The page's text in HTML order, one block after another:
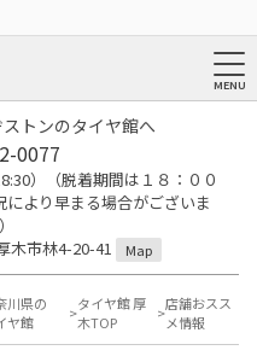
トンのタイヤ館へ
0077
）（脱着期間は１８：００
より早まる場合がございま
木市林4-20-41
Map
川県の
ヤ館
タイヤ館 厚
木TOP
店舗おスス
メ情報